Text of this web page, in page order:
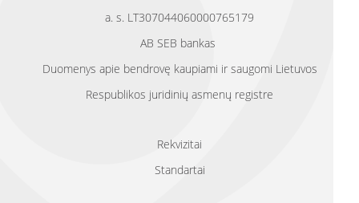
a. s. LT307044060000765179
AB SEB bankas
Duomenys apie bendrovę kaupiami ir saugomi Lietuvos
Respublikos juridinių asmenų registre
Rekvizitai
Standartai